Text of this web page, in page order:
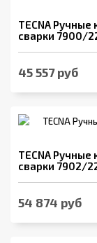
TECNA
сварки 7900/
45 557 руб
TECNA
сварки 7902/
54 874 руб